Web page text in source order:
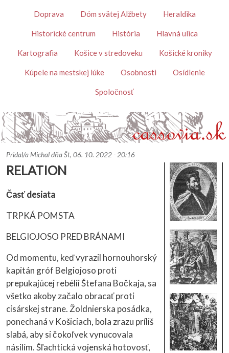
TémyDoprava Dóm svätej Alžbety Heraldika
Historické centrum História Hlavná ulica
Kartografia Košice v stredoveku Košické kroniky
Kúpele na mestskej lúke Osobnosti Osídlenie
Spoločnosť
Pridal/a MichaldňaŠt, 06. 10. 2022 - 20:16
RELATION
Časť desiata
TRPKÁ POMSTA
BELGIOJOSO PRED BRÁNAMI
Od momentu, keď vyrazil hornouhorský
kapitán gróf Belgiojoso proti
prepukajúcej rebélii Štefana Bočkaja, sa
všetko akoby začalo obracať proti
cisárskej strane. Žoldnierska posádka,
ponechaná v Košiciach, bola zrazu príliš
slabá, aby si čokoľvek vynucovala
násilím. Šľachtická vojenská hotovosť,